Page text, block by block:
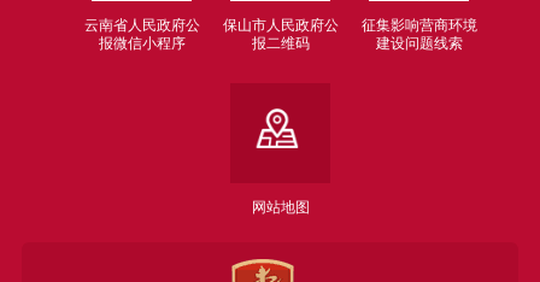
云南省人民政府公
报微信小程序
保山市人民政府公
报二维码
征集影响营商环境
建设问题线索
网站地图